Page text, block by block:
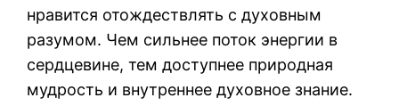
нравится отождествлять с духовным
разумом. Чем сильнее поток энергии в
сердцевине, тем доступнее природная
мудрость и внутреннее духовное знание.